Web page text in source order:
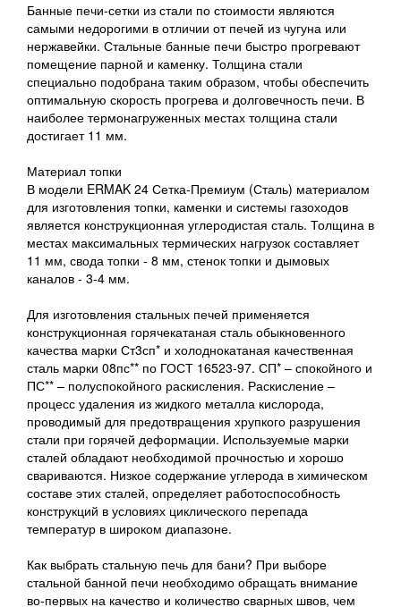
Банные печи-сетки из стали по стоимости являются
самыми недорогими в отличии от печей из чугуна или
нержавейки. Стальные банные печи быстро прогревают
помещение парной и каменку. Толщина стали
специально подобрана таким образом, чтобы обеспечить
оптимальную скорость прогрева и долговечность печи. В
наиболее термонагруженных местах толщина стали
достигает 11 мм.
Материал топки
В модели ERMAK 24 Сетка-Премиум (Сталь) материалом
для изготовления топки, каменки и системы газоходов
является конструкционная углеродистая сталь. Толщина в
местах максимальных термических нагрузок составляет
11 мм, свода топки - 8 мм, стенок топки и дымовых
каналов - 3-4 мм.
Для изготовления стальных печей применяется
конструкционная горячекатаная сталь обыкновенного
качества марки Ст3сп* и холоднокатаная качественная
сталь марки 08пс** по ГОСТ 16523-97. СП* – спокойного и
ПС** – полуспокойного раскисления. Раскисление –
процесс удаления из жидкого металла кислорода,
проводимый для предотвращения хрупкого разрушения
стали при горячей деформации. Используемые марки
сталей обладают необходимой прочностью и хорошо
свариваются. Низкое содержание углерода в химическом
составе этих сталей, определяет работоспособность
конструкций в условиях циклического перепада
температур в широком диапазоне.
Как выбрать стальную печь для бани? При выборе
стальной банной печи необходимо обращать внимание
во-первых на качество и количество сварных швов, чем